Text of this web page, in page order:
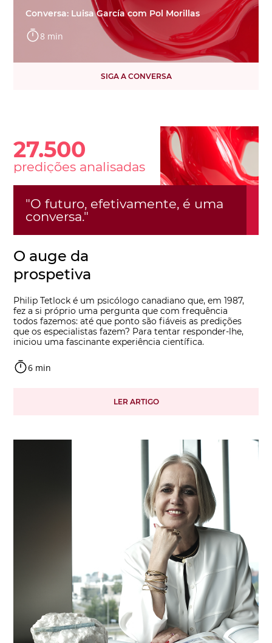
Conversa: Luisa García com Pol Morillas
8 min
SIGA A CONVERSA
27.500
predições analisadas
"O futuro, efetivamente, é uma
conversa."
O auge da
prospetiva
Philip Tetlock é um psicólogo canadiano que, em 1987,
fez a si próprio uma pergunta que com frequência
todos fazemos: até que ponto são fiáveis as predições
que os especialistas fazem? Para tentar responder-lhe,
iniciou uma fascinante experiência científica.
6 min
LER ARTIGO